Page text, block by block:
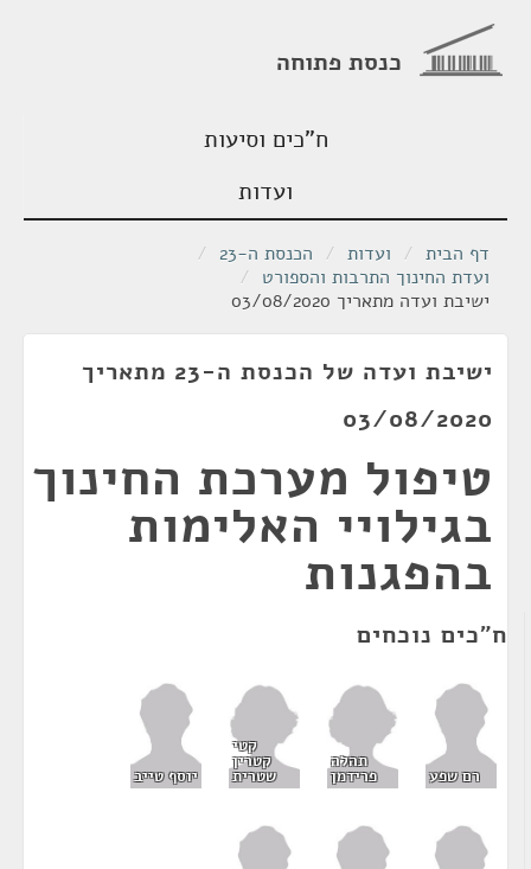
כנסת פתוחה
ח"כים וסיעות
ועדות
דף הבית / ועדות / הכנסת ה-23
/
ועדת החינוך התרבות והספורט /
ישיבת ועדה מתאריך 03/08/2020
ישיבת ועדה של הכנסת ה-23 מתאריך
03/08/2020
טיפול מערכת החינוך
בגילויי האלימות
בהפגנות
ח"כים נוכחים
רם שפע
תהלה
פרידמן
קטי
קטרין
שטרית יוסף טייב